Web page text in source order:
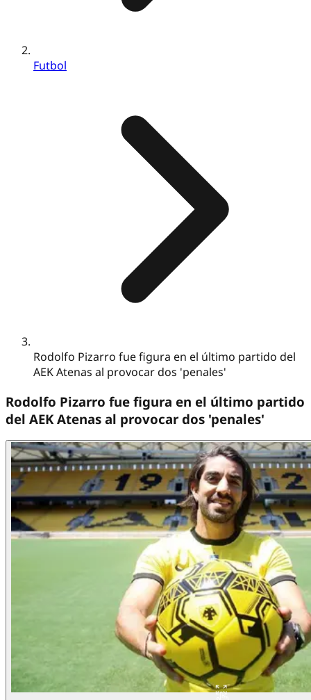
Futbol
Rodolfo Pizarro fue figura en el último partido del
AEK Atenas al provocar dos 'penales'
Rodolfo Pizarro fue figura en el último partido
del AEK Atenas al provocar dos 'penales'